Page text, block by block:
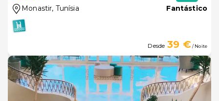
Monastir, Tunísia Fantástico
Desde 39 €/ Noite